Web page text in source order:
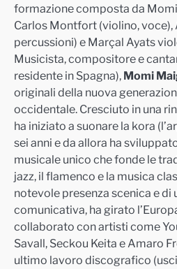
formazione composta da
Carlos Montfort (violino, voce),
percussioni) e Marçal Ayats
Musicista, compositore e
residente in Spagna), Momi
originali della nuova
occidentale. Cresciuto in una
ha iniziato a suonare la kora
sei anni e da allora ha
musicale unico che fonde le
jazz, il flamenco e la musica
notevole presenza scenica e di
comunicativa, ha girato
collaborato con artisti come
Savall, Seckou Keita e Amaro
ultimo lavoro discografico